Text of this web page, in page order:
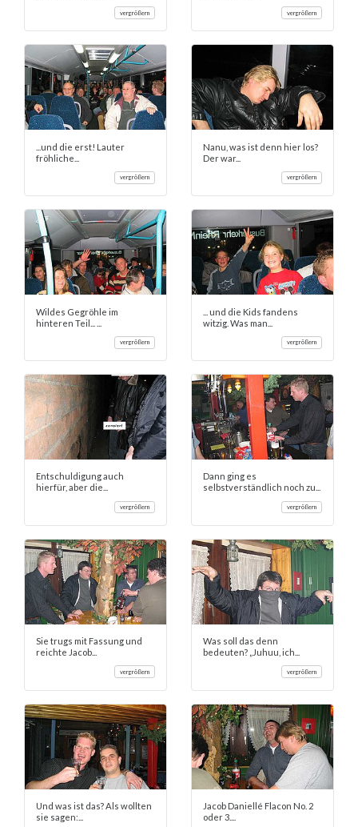
vergrößern vergrößern
...und die erst! Lauter
fröhliche...
vergrößern
Nanu, was ist denn hier los?
Der war...
vergrößern
Wildes Gegröhle im
hinteren Teil... ...
vergrößern
... und die Kids fandens
witzig. Was man...
vergrößern
Entschuldigung auch
hierfür, aber die...
vergrößern
Dann ging es
selbstverständlich noch zu...
vergrößern
Sie trugs mit Fassung und
reichte Jacob...
vergrößern
Was soll das denn
bedeuten? „Juhuu, ich...
vergrößern
Und was ist das? Als wollten
sie sagen:...
Jacob Daniellé Flacon No. 2
oder 3....